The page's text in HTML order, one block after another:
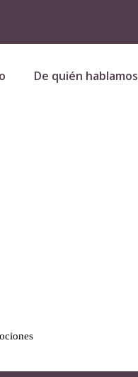
De quién hablamos